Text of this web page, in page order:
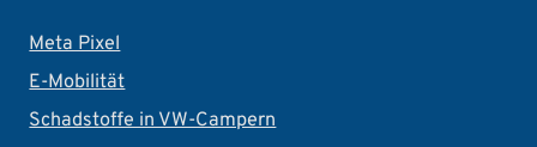
Meta Pixel
E-Mobilität
Schadstoffe in VW-Campern